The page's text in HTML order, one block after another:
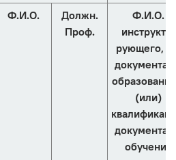
Ф.И.О.
Должн.
Проф.
Ф.И.О.
инструкти-
рующего,
документа
(или)
документа
обучении